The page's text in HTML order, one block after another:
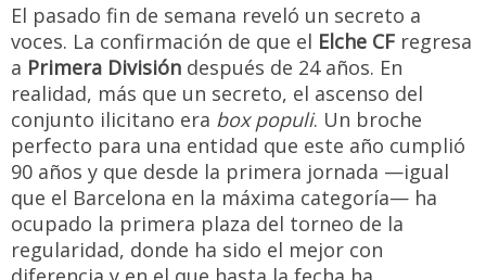
El pasado fin de semana reveló un secreto a
voces. La confirmación de que el Elche CF regresa
a Primera División después de 24 años. En
realidad, más que un secreto, el ascenso del
conjunto ilicitano era box populi. Un broche
perfecto para una entidad que este año cumplió
90 años y que desde la primera jornada —igual
que el Barcelona en la máxima categoría— ha
ocupado la primera plaza del torneo de la
regularidad, donde ha sido el mejor con